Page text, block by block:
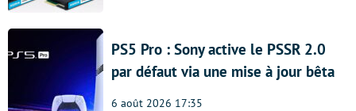
PS5 Pro : Sony active le PSSR 2.0
par défaut via une mise à jour bêta
6 août 2026 17:35